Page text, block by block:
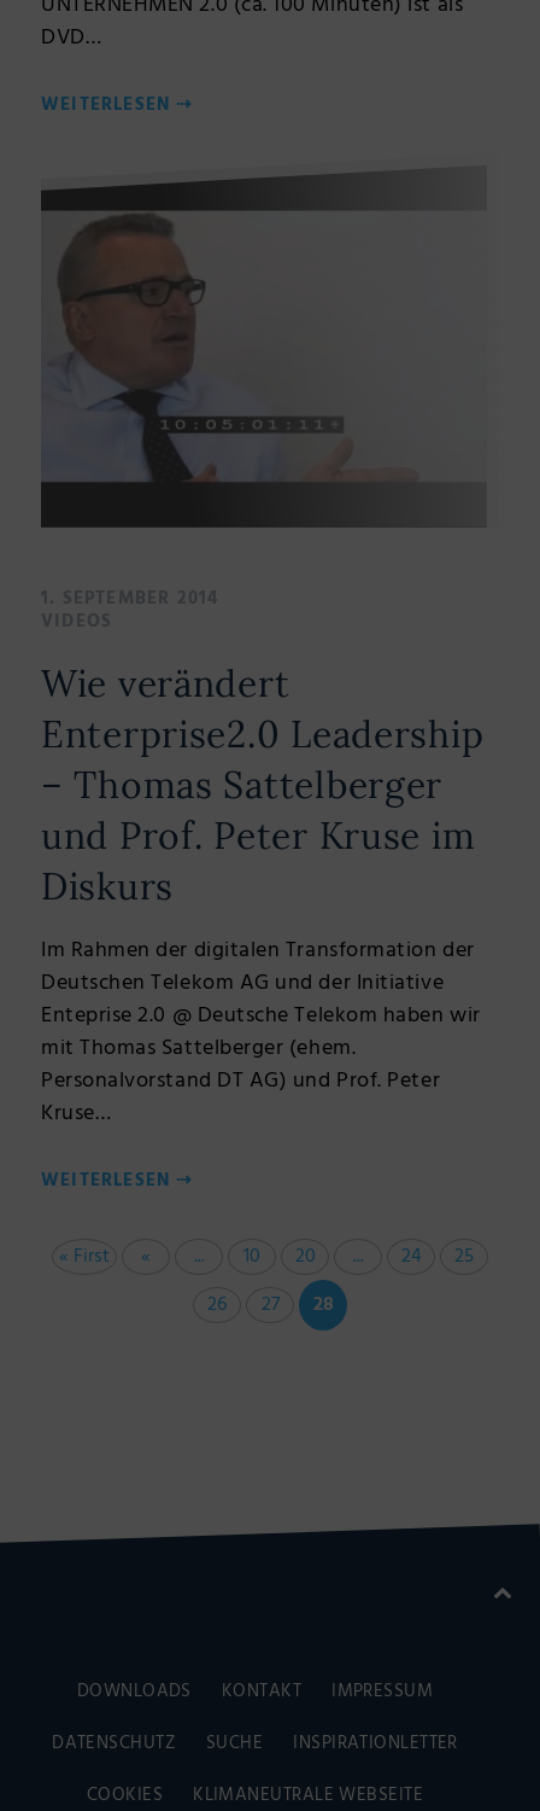
DVD…
WEITERLESEN ⇢
1. SEPTEMBER 2014
VIDEOS
Wie verändert
Enterprise2.0 Leadership
– Thomas Sattelberger
und Prof. Peter Kruse im
Diskurs
Im Rahmen der digitalen Transformation der
Deutschen Telekom AG und der Initiative
Enteprise 2.0 @ Deutsche Telekom haben wir
mit Thomas Sattelberger (ehem.
Personalvorstand DT AG) und Prof. Peter
Kruse…
WEITERLESEN ⇢
« First « ... 10 20 ... 24
25
26
27 28
DOWNLOADS KONTAKT
IMPRESSUM
DATENSCHUTZ
SUCHE
INSPIRATIONLETTER
COOKIES
KLIMANEUTRALE WEBSEITE